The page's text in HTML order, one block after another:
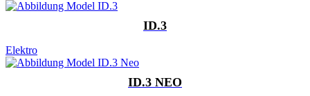
ID.3
Elektro
ID.3 NEO